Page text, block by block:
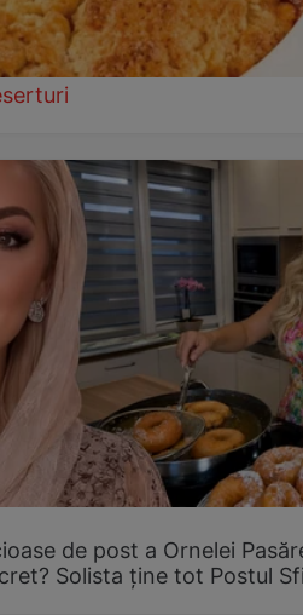
de post a Ornelei
Solista ține tot Postul